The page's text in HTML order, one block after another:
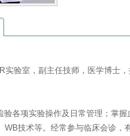
实验室，副主任技师，医学博士，
验各项实验操作及日常管理；掌
WB技术等。经常参与临床会诊，